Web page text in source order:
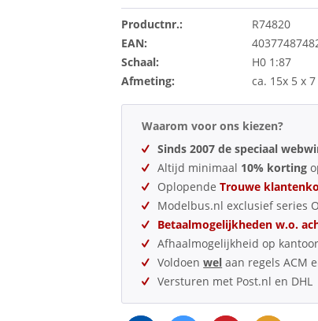
Productnr.:
R74820
EAN:
Schaal:
H0 1:87
Afmeting:
ca. 15x 5 x
Waarom voor ons kiezen?
Sinds 2007 de speciaal
Altijd minimaal 10% korting
OplopendeTrouwe
Modelbus.nl exclusief series
Betaalmogelijkheden w.o.
Afhaalmogelijkheid op
Voldoenwel aan regels ACM
Versturen met Post.nl en DHL